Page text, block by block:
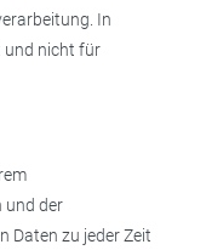
In
und nicht für
und der
Daten zu jeder Zeit